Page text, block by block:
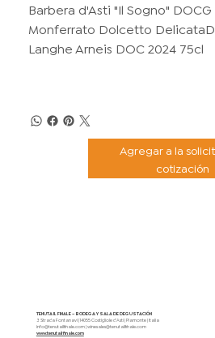
Barbera d'Asti "Il Sogno" DOCG
Monferrato Dolcetto
Langhe Arneis DOC 2024 75cl
Agregar a la
cotización
TENUTA IL FINALE – BODEGA Y SALA DE DEGUSTACIÓN
3 Strada Fontanavi | 14055 Costigliole d'Asti | Piamonte | Italia
info@tenutailfinale.com|winesales@tenutailfinale.com
www.tenutailfinale.com